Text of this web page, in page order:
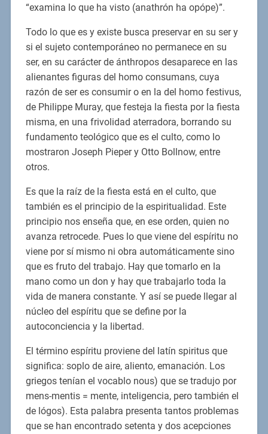
“examina lo que ha visto (anathrón ha opópe)”.
Todo lo que es y existe busca preservar en su ser y
si el sujeto contemporáneo no permanece en su
ser, en su carácter de ánthropos desaparece en las
alienantes figuras del homo consumans, cuya
razón de ser es consumir o en la del homo festivus,
de Philippe Muray, que festeja la fiesta por la fiesta
misma, en una frivolidad aterradora, borrando su
fundamento teológico que es el culto, como lo
mostraron Joseph Pieper y Otto Bollnow, entre
otros.
Es que la raíz de la fiesta está en el culto, que
también es el principio de la espiritualidad. Este
principio nos enseña que, en ese orden, quien no
avanza retrocede. Pues lo que viene del espíritu no
viene por sí mismo ni obra automáticamente sino
que es fruto del trabajo. Hay que tomarlo en la
mano como un don y hay que trabajarlo toda la
vida de manera constante. Y así se puede llegar al
núcleo del espíritu que se define por la
autoconciencia y la libertad.
El término espíritu proviene del latín spiritus que
significa: soplo de aire, aliento, emanación. Los
griegos tenían el vocablo nous) que se tradujo por
mens-mentis = mente, inteligencia, pero también el
de lógos). Esta palabra presenta tantos problemas
que se han encontrado setenta y dos acepciones